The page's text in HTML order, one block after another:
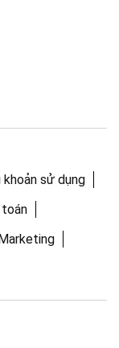
khoản sử dụng